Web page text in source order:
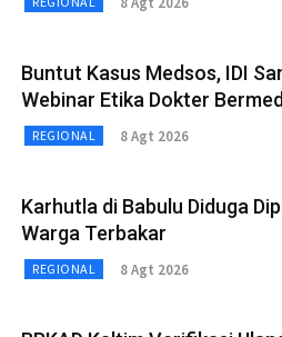
Buntut Kasus Medsos, IDI
Webinar Etika Dokter
REGIONAL 8 Agt 2026
Karhutla di Babulu Diduga
Warga Terbakar
REGIONAL 8 Agt 2026